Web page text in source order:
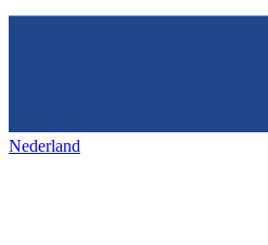
Nederland